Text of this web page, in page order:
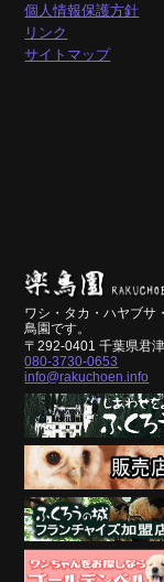
個人情報保護方針
リンク
サイトマップ
ワシ・タカ・ハヤブサ
鳥園です。
〒292-0401 千葉県君
080-3730-0653
info@rakuchoen.info